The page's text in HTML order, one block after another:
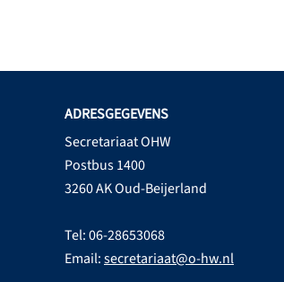
ADRESGEGEVENS
Secretariaat OHW
Postbus 1400
3260 AK Oud-Beijerland
Tel: 06-28653068
Email:secretariaat@o-hw.nl